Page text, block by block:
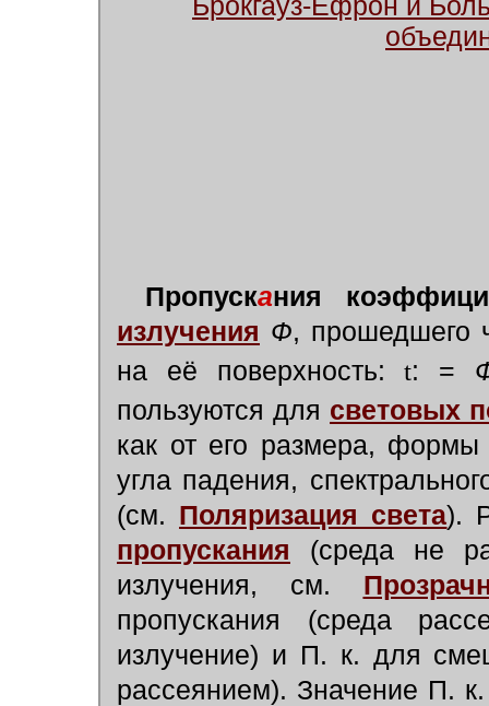
Брокгауз-Ефрон и
Пропускания коэффици
излучения Ф, прошедшего
на её поверхность:t: =
пользуются для световых
как от его размера, формы
угла падения,
(см. Поляризация света).
пропускания
(среда не
излучения, см.
пропускания (среда
излучение) и П. к. для
рассеянием). Значение П.